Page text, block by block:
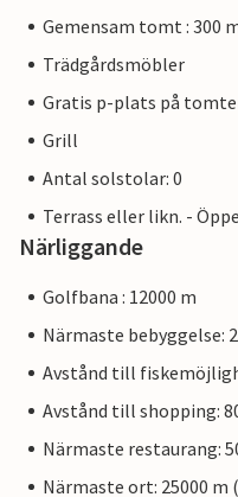
Gemensam tomt : 300
Trädgårdsmöbler
Gratis p-plats på
Grill
Antal solstolar: 0
Terrass eller likn. -
Närliggande
Golfbana : 12000 m
Närmaste bebyggelse:
Avstånd till
Avstånd till shopping:
Närmaste restaurang:
Närmaste ort: 25000 m